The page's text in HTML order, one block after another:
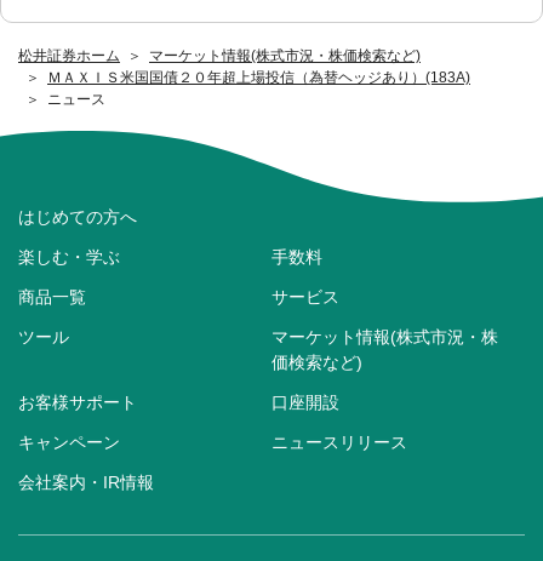
松井証券ホーム
マーケット情報(株式市況・株価検索など)
ＭＡＸＩＳ米国国債２０年超上場投信（為替ヘッジあり）(183A)
ニュース
はじめての方へ
楽しむ・学ぶ 手数料
商品一覧 サービス
ツール
マーケット情報(株式市況・株
価検索など)
お客様サポート 口座開設
キャンペーン ニュースリリース
会社案内・IR情報